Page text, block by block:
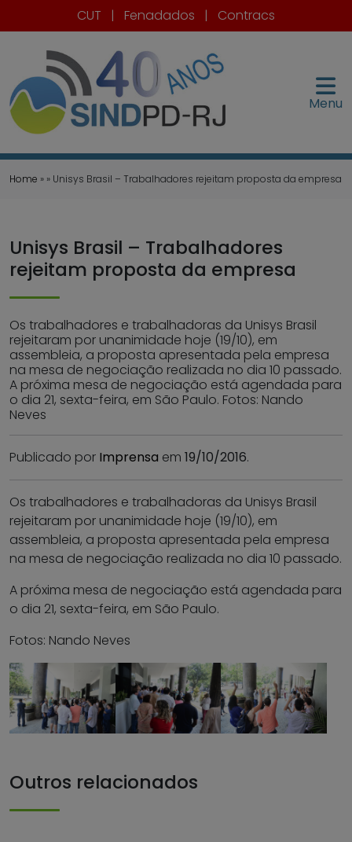
CUT | Fenadados | Contracs
Menu
Home » » Unisys Brasil – Trabalhadores rejeitam proposta da empresa
Unisys Brasil – Trabalhadores
rejeitam proposta da empresa
Os trabalhadores e trabalhadoras da Unisys Brasil
rejeitaram por unanimidade hoje (19/10), em
assembleia, a proposta apresentada pela empresa
na mesa de negociação realizada no dia 10 passado.
A próxima mesa de negociação está agendada para
o dia 21, sexta-feira, em São Paulo. Fotos: Nando
Neves
Publicado por Imprensa em 19/10/2016.
Os trabalhadores e trabalhadoras da Unisys Brasil
rejeitaram por unanimidade hoje (19/10), em
assembleia, a proposta apresentada pela empresa
na mesa de negociação realizada no dia 10 passado.
A próxima mesa de negociação está agendada para
o dia 21, sexta-feira, em São Paulo.
Fotos: Nando Neves
Outros relacionados